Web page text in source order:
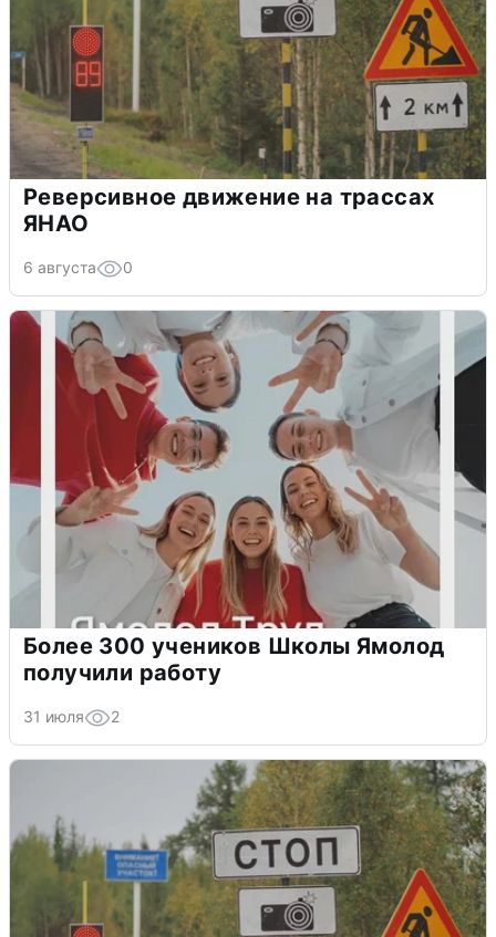
Реверсивное движение на трассах
ЯНАО
6 августа 0
Более 300 учеников Школы Ямолод
получили работу
31 июля 2